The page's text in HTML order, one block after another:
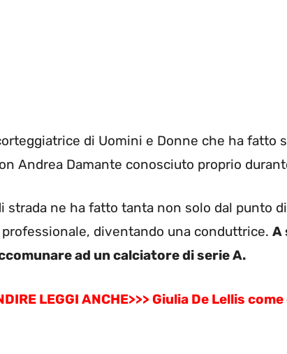
di Uomini e Donne che ha fatto
Andrea Damante conosciuto proprio
strada ne ha fatto tanta non solo dal punto
diventando una conduttrice. A
ad un calciatore di serie A.
LEGGI ANCHE>>> Giulia De Lellis